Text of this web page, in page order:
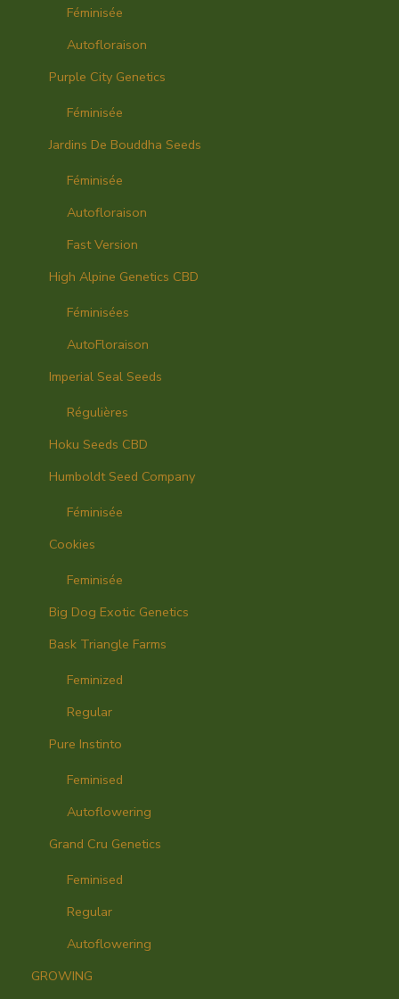
Féminisée
Autofloraison
Purple City Genetics
Féminisée
Jardins De Bouddha Seeds
Féminisée
Autofloraison
Fast Version
High Alpine Genetics CBD
Féminisées
AutoFloraison
Imperial Seal Seeds
Régulières
Hoku Seeds CBD
Humboldt Seed Company
Féminisée
Cookies
Feminisée
Big Dog Exotic Genetics
Bask Triangle Farms
Feminized
Regular
Pure Instinto
Feminised
Autoflowering
Grand Cru Genetics
Feminised
Regular
Autoflowering
GROWING